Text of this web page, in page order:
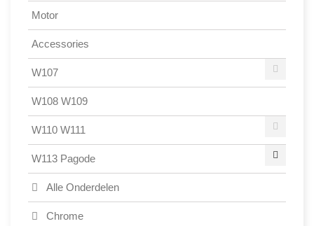
Motor
Accessories
W107
W108 W109
W110 W111
W113 Pagode
Alle Onderdelen
Chrome